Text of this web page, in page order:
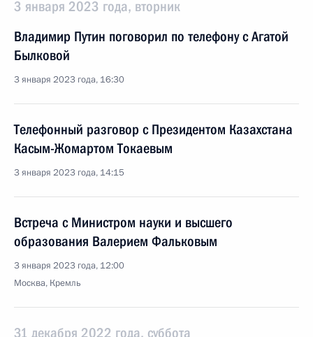
3 января 2023 года, вторник
Владимир Путин поговорил по телефону с Агатой
Былковой
3 января 2023 года, 16:30
Телефонный разговор с Президентом Казахстана
Касым-Жомартом Токаевым
3 января 2023 года, 14:15
Встреча с Министром науки и высшего
образования Валерием Фальковым
3 января 2023 года, 12:00
Москва, Кремль
31 декабря 2022 года, суббота